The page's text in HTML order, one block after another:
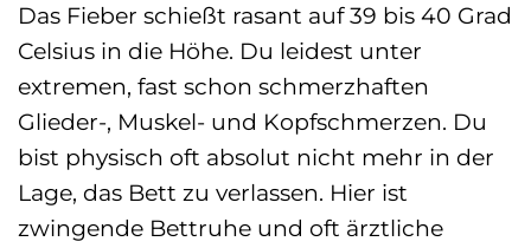
Das Fieber schießt rasant auf 39 bis 40 Grad
Celsius in die Höhe. Du leidest unter
extremen, fast schon schmerzhaften
Glieder-, Muskel- und Kopfschmerzen. Du
bist physisch oft absolut nicht mehr in der
Lage, das Bett zu verlassen. Hier ist
zwingende Bettruhe und oft ärztliche